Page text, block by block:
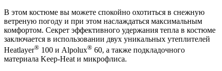
В этом костюме вы можете спокойно охотиться в снежную
ветреную погоду и при этом наслаждаться максимальным
комфортом. Секрет эффективного удержания тепла в костюме
заключается в использовании двух уникальных утеплителей
Heatlayer® 100 и Alpolux® 60, а также подкладочного
материала Keep-Heat и микрофлиса.